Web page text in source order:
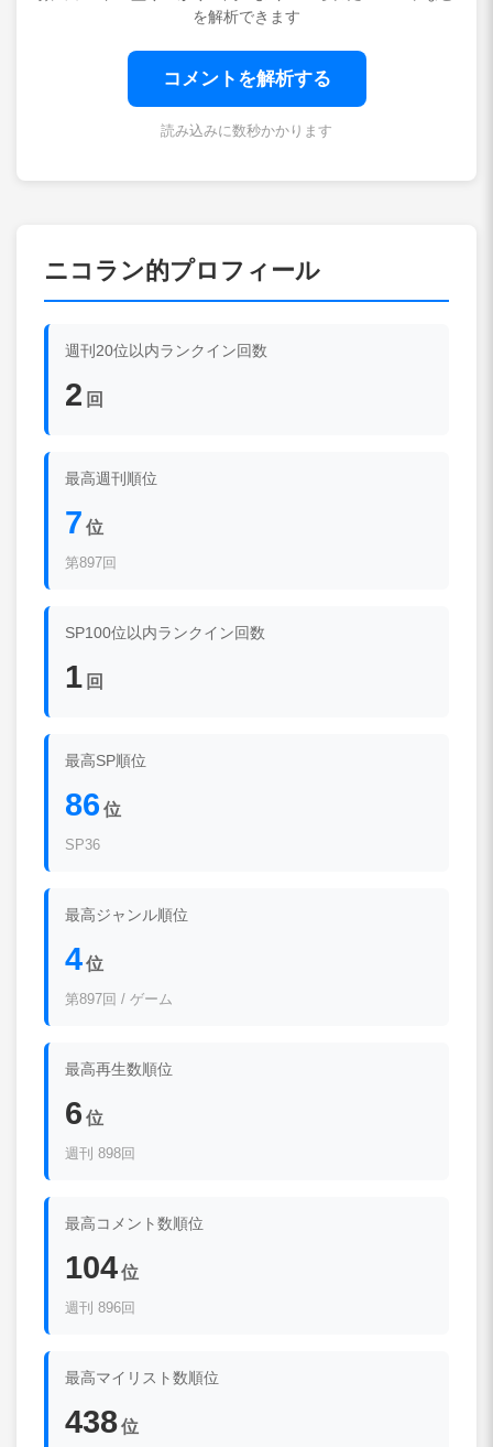
を解析できます
コメントを解析する
読み込みに数秒かかります
ニコラン的プロフィール
週刊20位以内ランクイン回数
2 回
最高週刊順位
7 位
第897回
SP100位以内ランクイン回数
1 回
最高SP順位
86 位
SP36
最高ジャンル順位
4位
第897回 / ゲーム
最高再生数順位
6 位
週刊 898回
最高コメント数順位
104位
週刊 896回
最高マイリスト数順位
438位